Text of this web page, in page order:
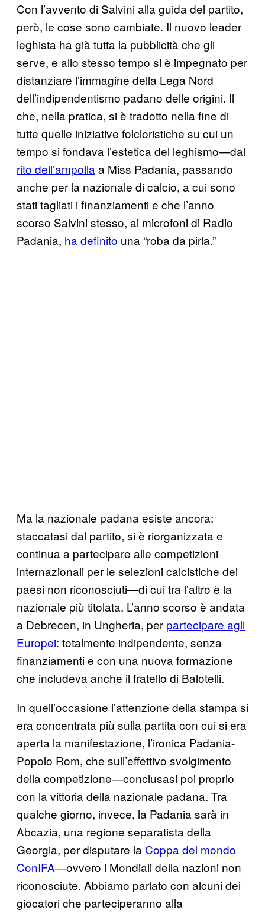
Con l’avvento di Salvini alla guida del partito,
però, le cose sono cambiate. Il nuovo leader
leghista ha già tutta la pubblicità che gli
serve, e allo stesso tempo si è impegnato per
distanziare l’immagine della Lega Nord
dell’indipendentismo padano delle origini. Il
che, nella pratica, si è tradotto nella fine di
tutte quelle iniziative folcloristiche su cui un
tempo si fondava l’estetica del leghismo—dal
rito dell’ampolla a Miss Padania, passando
anche per la nazionale di calcio, a cui sono
stati tagliati i finanziamenti e che l’anno
scorso Salvini stesso, ai microfoni di Radio
Padania, ha definito una “roba da pirla.”
Ma la nazionale padana esiste ancora:
staccatasi dal partito, si è riorganizzata e
continua a partecipare alle competizioni
internazionali per le selezioni calcistiche dei
paesi non riconosciuti—di cui tra l’altro è la
nazionale più titolata. L’anno scorso è andata
a Debrecen, in Ungheria, per partecipare agli
Europei: totalmente indipendente, senza
finanziamenti e con una nuova formazione
che includeva anche il fratello di Balotelli.
In quell’occasione l’attenzione della stampa si
era concentrata più sulla partita con cui si era
aperta la manifestazione, l’ironica Padania-
Popolo Rom, che sull’effettivo svolgimento
della competizione—conclusasi poi proprio
con la vittoria della nazionale padana. Tra
qualche giorno, invece, la Padania sarà in
Abcazia, una regione separatista della
Georgia, per disputare la Coppa del mondo
ConIFA—ovvero i Mondiali della nazioni non
riconosciute. Abbiamo parlato con alcuni dei
giocatori che parteciperanno alla